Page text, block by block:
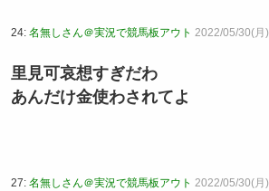
24: 名無しさん＠実況で競馬板アウト 2022/05/30(月
里見可哀想すぎだわ
あんだけ金使わされてよ
27: 名無しさん＠実況で競馬板アウト 2022/05/30(月